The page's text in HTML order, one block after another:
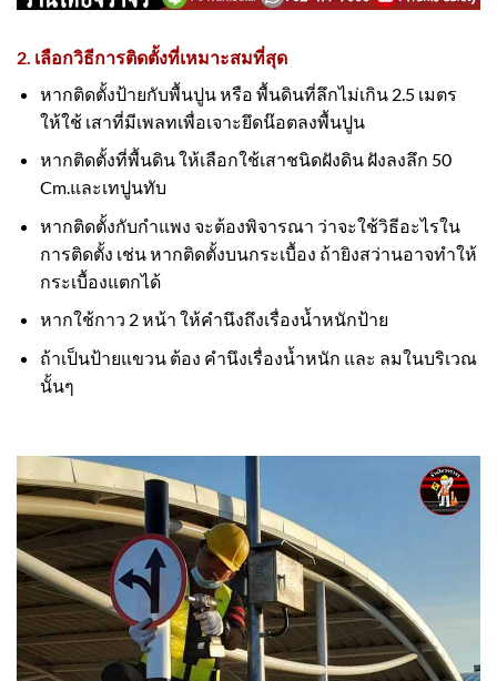
2. เลือกวิธีการติดตั้งที่เหมาะสมที่สุด
หากติดตั้งป้ายกับพื้นปูน หรือ พื้นดินที่ลึกไม่เกิน 2.5 เมตร
ให้ใช้ เสาที่มีเพลทเพื่อเจาะยึดน๊อตลงพื้นปูน
หากติดตั้งที่พื้นดิน ให้เลือกใช้เสาชนิดฝังดิน ฝังลงลึก 50
Cm.และเทปูนทับ
หากติดตั้งกับกำแพง จะต้องพิจารณา ว่าจะใช้วิธีอะไรใน
การติดตั้ง เช่น หากติดตั้งบนกระเบื้อง ถ้ายิงสว่านอาจทำให้
กระเบื้องแตกได้
หากใช้กาว 2 หน้า ให้คำนึงถึงเรื่องน้ำหนักป้าย
ถ้าเป็นป้ายแขวน ต้อง คำนึงเรื่องน้ำหนัก และ ลมในบริเวณ
นั้นๆ